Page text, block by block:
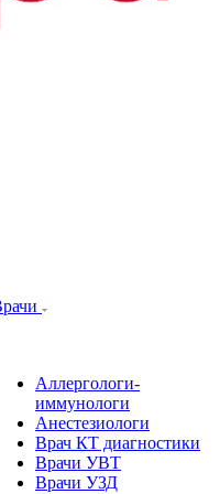
Аллергологи-
иммунологи
Анестезиологи
Врач КТ диагностики
Врачи УВТ
Врачи УЗД